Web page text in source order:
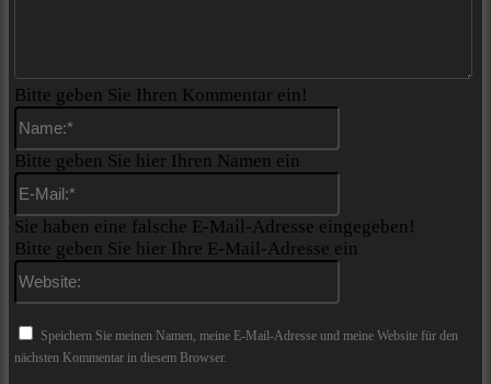
Bitte geben Sie Ihren Kommentar ein!
Bitte geben Sie hier Ihren Namen ein
Sie haben eine falsche E-Mail-Adresse eingegeben!
Bitte geben Sie hier Ihre E-Mail-Adresse ein
Speichern Sie meinen Namen, meine E-Mail-Adresse und meine Website für den
nächsten Kommentar in diesem Browser.